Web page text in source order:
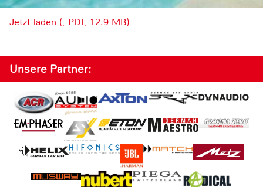
Jetzt laden (, PDF, 12.9 MB)
Unsere Partner: